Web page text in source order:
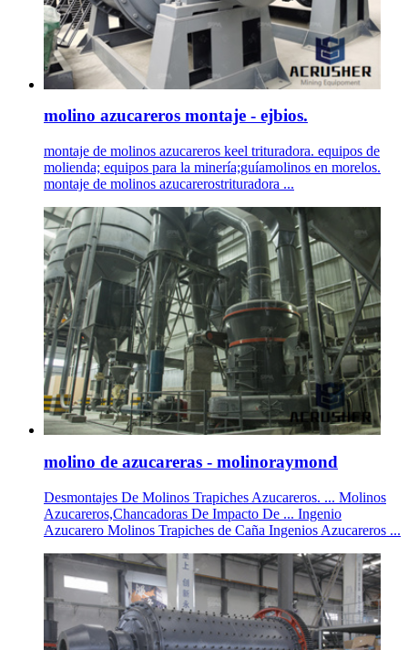
molino azucareros montaje - ejbios.
montaje de molinos azucareros keel trituradora. equipos de
molienda; equipos para la minería;guíamolinos en morelos.
montaje de molinos azucarerostrituradora ...
molino de azucareras - molinoraymond
Desmontajes De Molinos Trapiches Azucareros. ... Molinos
Azucareros,Chancadoras De Impacto De ... Ingenio
Azucarero Molinos Trapiches de Caña Ingenios Azucareros ...